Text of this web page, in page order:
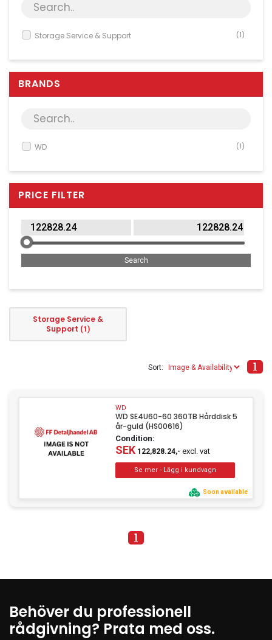
Server & Storage
Supplies
AV & Multimedia
Office Supplies
Phones & PBX
Network Equipment
Printers & Accessories
Clothing
Beauty & Healthcare
Software
Storage Service & Support (1)
BRANDS
WD (1)
PRICE FILTER
Storage Service &
Support (1)
Sort: 1
WD
WD SE4U60-60 360TB Hårddisk 5
år-guld (HS00616)
Condition:
SEK122,828.24,- excl. vat
Soon available
1
Behöver du professionell
rådgivning? Prata med oss.